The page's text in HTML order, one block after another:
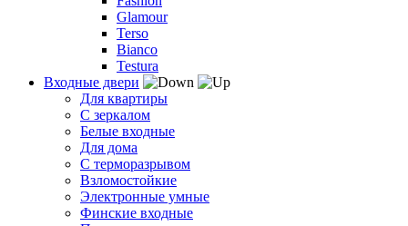
Glamour
Terso
Bianco
Testura
Входные двери
Для квартиры
С зеркалом
Белые входные
Для дома
С терморазрывом
Взломостойкие
Электронные умные
Финские входные